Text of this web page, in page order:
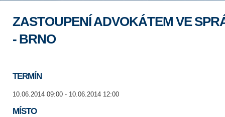
ZASTOUPENÍ ADVOKÁTEM VE
- BRNO
TERMÍN
10.06.2014 09:00 - 10.06.2014 12:00
MÍSTO